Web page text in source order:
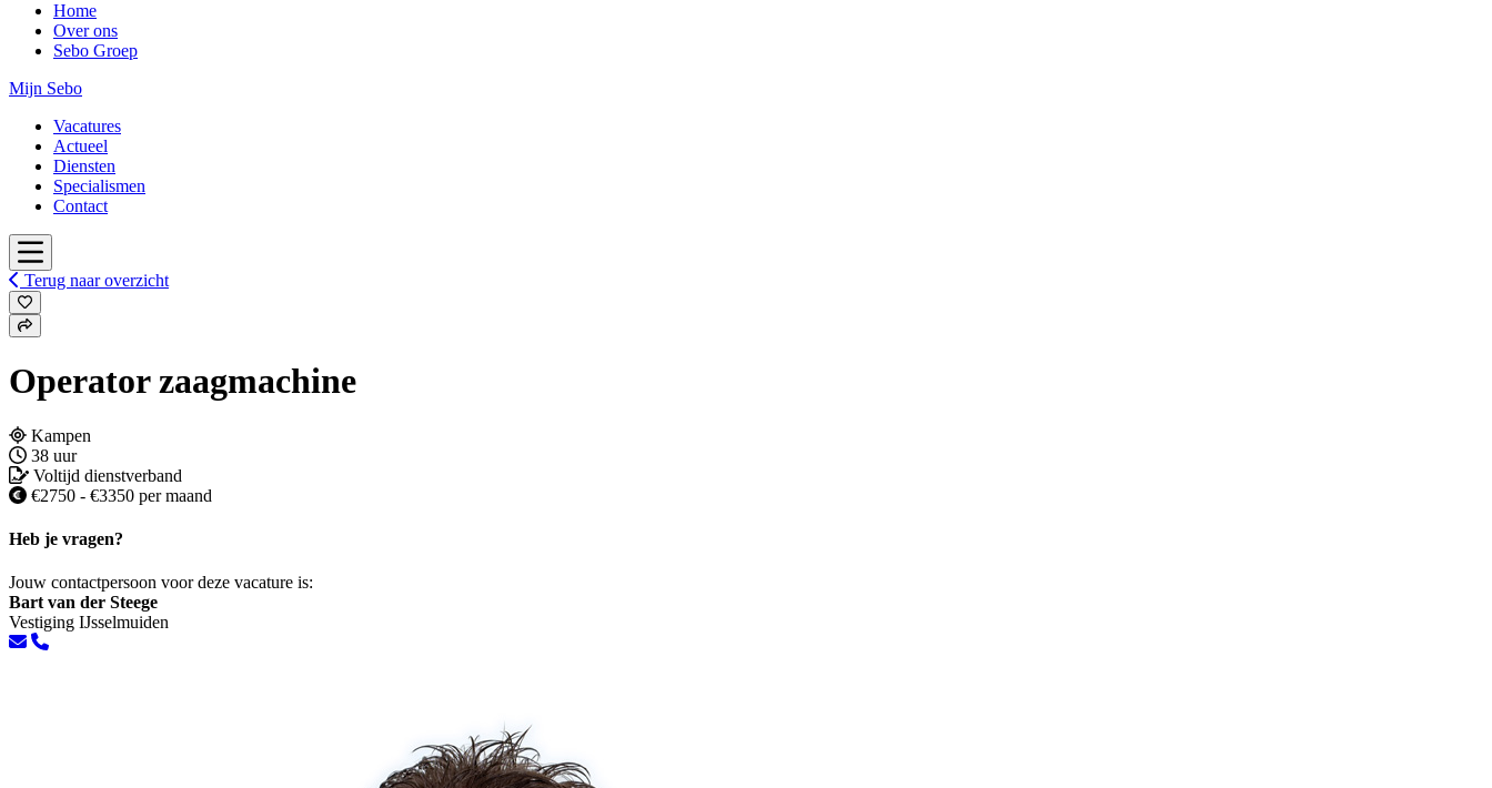
Home
Over ons
Sebo Groep
Mijn Sebo
Vacatures
Actueel
Diensten
Specialismen
Contact
Terug naar overzicht
Operator zaagmachine
Kampen
38 uur
Voltijd dienstverband
€2750 - €3350 per maand
Heb je vragen?
Jouw contactpersoon voor deze vacature is:
Bart van der Steege
Vestiging IJsselmuiden